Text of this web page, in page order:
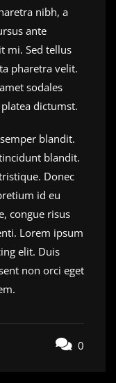
nibh, a
ante
mi. Sed tellus
pharetra velit.
sodales
dictumst.
blandit.
blandit.
Donec
id eu
congue risus
Lorem ipsum
elit. Duis
non orci eget
0